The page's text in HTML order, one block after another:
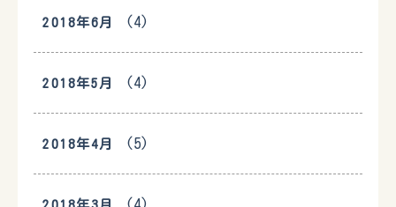
2018年6月 (4)
2018年5月 (4)
2018年4月 (5)